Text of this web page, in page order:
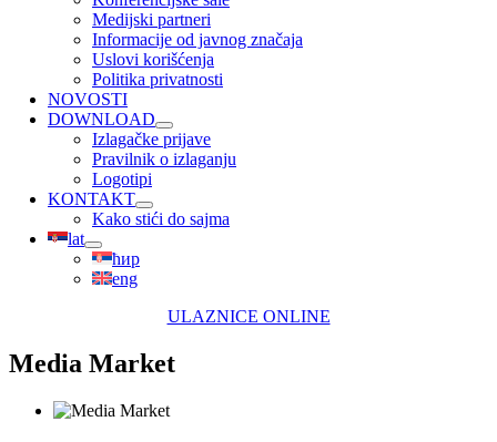
Medijski partneri
Informacije od javnog značaja
Uslovi korišćenja
Politika privatnosti
NOVOSTI
DOWNLOAD
Izlagačke prijave
Pravilnik o izlaganju
Logotipi
KONTAKT
Kako stići do sajma
lat
ћир
eng
ULAZNICE ONLINE
Media Market